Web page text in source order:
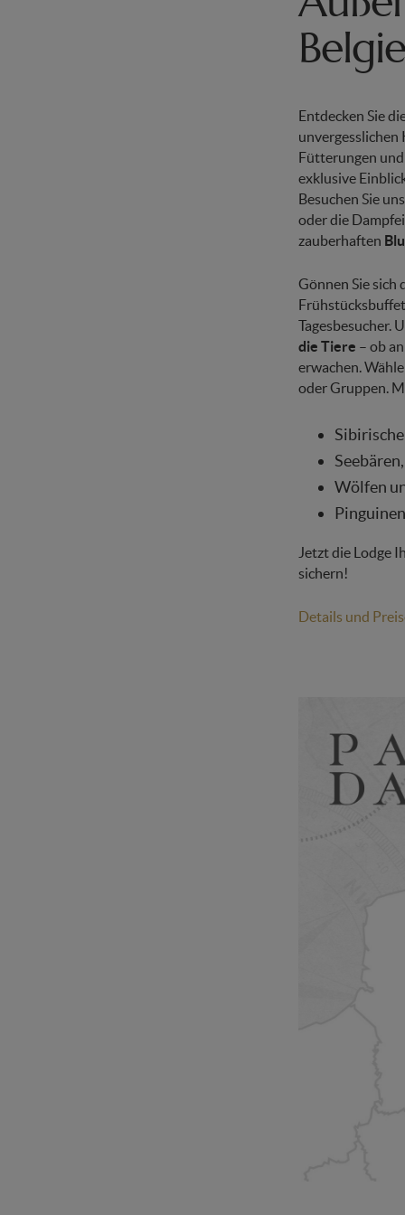
Entdecken Sie
unvergesslichen
Fütterungen
exklusive
Besuchen Sie
oder die
zauberhaften
Gönnen Sie sich
Tagesbesucher.
die Tiere – ob
erwachen.
oder Gruppen.
Wölfen
Jetzt die Lodge
sichern!
Details und